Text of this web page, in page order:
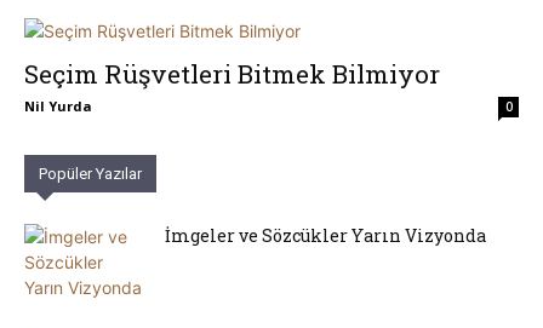
Seçim Rüşvetleri Bitmek Bilmiyor
Nil Yurda 0
Popüler Yazılar
İmgeler ve Sözcükler Yarın Vizyonda